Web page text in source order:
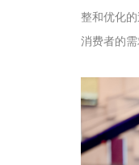
整和优化
消费者的需